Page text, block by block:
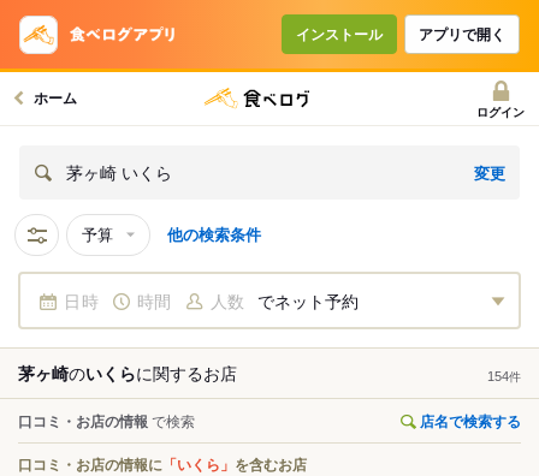
インストール アプリで開く
ホーム
ログイン
茅ヶ崎 いくら 変更
予算 他の検索条件
日時 時間 人数 でネット予約
茅ヶ崎のいくらに関するお店 154件
口コミ・お店の情報 で検索 店名で検索する
口コミ・お店の情報に 「いくら」 を含むお店